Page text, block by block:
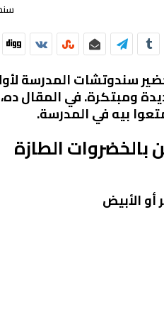
سندوتشات المدرسة
ومبتكرة. في
بيه في المدرسة.
الطازة
الأبيض